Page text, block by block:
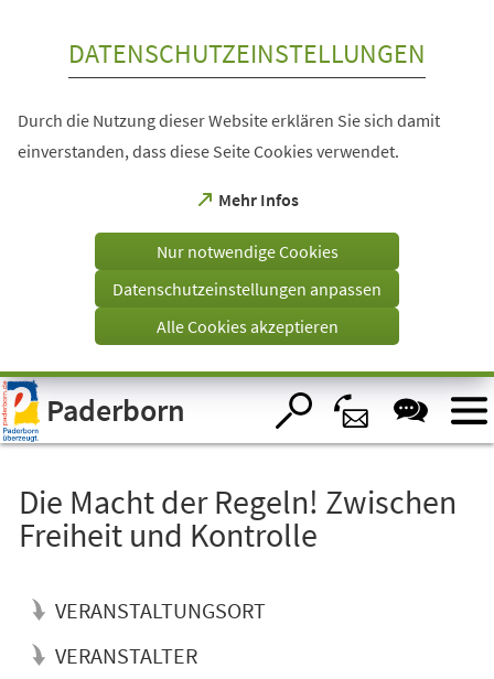
Visuelle
Assistenzsoftware
öffnen.
DATENSCHUTZEINSTELLUNGEN
Durch die Nutzung dieser Website erklären Sie sich damit
einverstanden, dass diese Seite Cookies verwendet.
Mehr Infos
(Öffnet
einem
Tab)
Nur notwendige Cookies
Datenschutzeinstellungen anpassen
Alle Cookies akzeptieren
Paderborn
Die Macht der Regeln! Zwischen
Freiheit und Kontrolle
VERANSTALTUNGSORT
VERANSTALTER